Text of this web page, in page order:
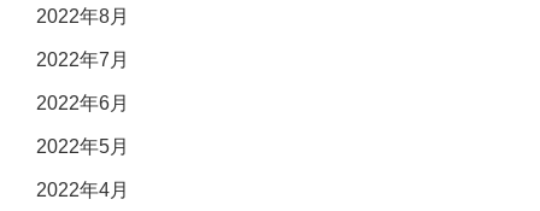
2022年8月
2022年7月
2022年6月
2022年5月
2022年4月